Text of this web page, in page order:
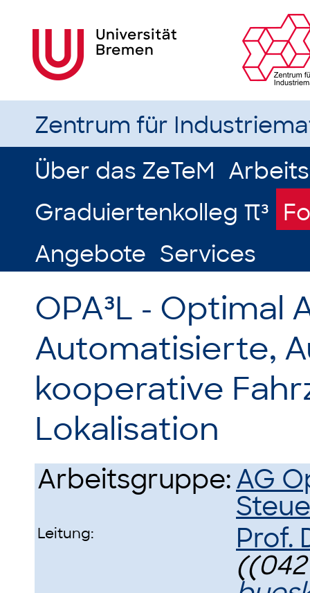
Zentrum für
Über das ZeTeM
Graduiertenkolleg π³
Angebote Services
OPA³L - Optimal
Automatisierte,
kooperative
Lokalisation
Arbeitsgruppe:AG
Leitung:
Prof.